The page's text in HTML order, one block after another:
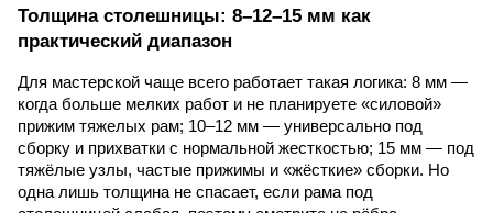
Толщина столешницы: 8–12–15 мм как
практический диапазон
Для мастерской чаще всего работает такая логика: 8 мм —
когда больше мелких работ и не планируете «силовой»
прижим тяжелых рам; 10–12 мм — универсально под
сборку и прихватки с нормальной жесткостью; 15 мм — под
тяжёлые узлы, частые прижимы и «жёсткие» сборки. Но
одна лишь толщина не спасает, если рама под